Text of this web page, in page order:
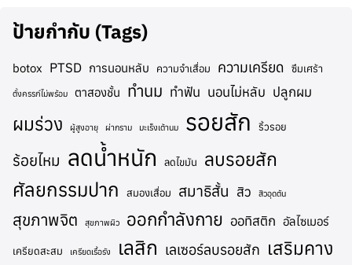
ป้ายกำกับ (Tags)
botox PTSD การนอนหลับ ความจำเสื่อม ความเครียด ซึมเศร้า
ตั้งครรภ์ไม่พร้อม ตาสองชั้น ทำนม ทำฟัน นอนไม่หลับ ปลูกผม
ผมร่วง ผู้สูงอายุ ผ่ากราม มะเร็งเต้านม รอยสัก ริ้วรอย
ร้อยไหม ลดน้ำหนัก ลดไขมัน ลบรอยสัก
ศัลยกรรมปาก สมองเสื่อม สมาธิสั้น สิว สิวอุดตัน
สุขภาพจิต สุขภาพผิว ออกกำลังกาย ออทิสติก อัลไซเมอร์
เครียดสะสม เครียดเรื้อรัง เลสิก เลเซอร์ลบรอยสัก เสริมคาง